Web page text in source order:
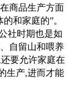
在商品生产方面
和家庭的”。
社时期也是如
自留山和喂养
还要允许家庭在
生产,进而才能